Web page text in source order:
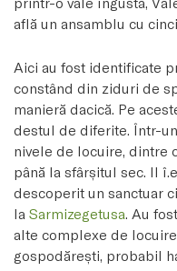
află un ansamblu cu
Aici au fost identificate
constând din ziduri de
manieră dacică. Pe
destul de diferite. Într-
nivele de locuire, dintre
până la sfârşitul sec. II
descoperit un sanctuar
la Sarmizegetusa. Au
alte complexe de
gospodăreşti, probabil